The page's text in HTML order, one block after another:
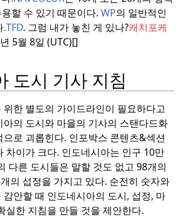
할 수 있기 때문이다. WP의 일반적인
.TFD. 그럼 내가 놓친 게 있나?캐치포케
5월 8일 (UTC)[]
도시 기사 지침
한 별도의 가이드라인이 필요하다고
아의 도시와 마을의 기사의 스탠다드화
로 괴롭힌다. 인포박스 콘텐츠&섹션
차이가 크다. 인도네시아는 인구 10만
다른 도시들은 말할 것도 없고 98개의
의 섭정을 가지고 있다. 순전히 숫자와
안할 때 인도네시아의 도시, 섭정, 마
실한 지침을 만들 것을 제안한다.